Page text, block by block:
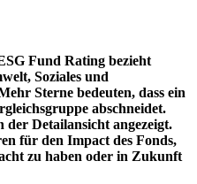
Fund Rating bezieht
Soziales und
Sterne bedeuten, dass ein
abschneidet.
Detailansicht angezeigt.
für den Impact des Fonds,
zu haben oder in Zukunft